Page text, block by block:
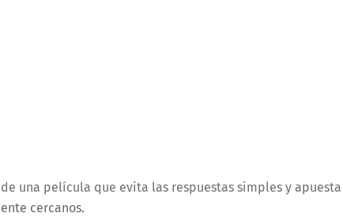
una película que evita las respuestas simples y apuesta
cercanos.